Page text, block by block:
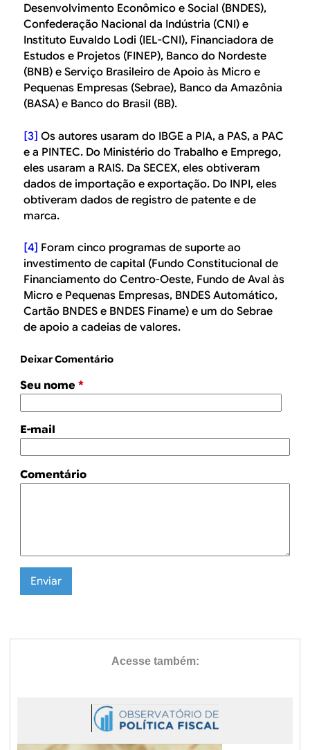
Desenvolvimento Econômico e Social (BNDES),
Confederação Nacional da Indústria (CNI) e
Instituto Euvaldo Lodi (IEL-CNI), Financiadora de
Estudos e Projetos (FINEP), Banco do Nordeste
(BNB) e Serviço Brasileiro de Apoio às Micro e
Pequenas Empresas (Sebrae), Banco da Amazônia
(BASA) e Banco do Brasil (BB).
[3] Os autores usaram do IBGE a PIA, a PAS, a PAC
e a PINTEC. Do Ministério do Trabalho e Emprego,
eles usaram a RAIS. Da SECEX, eles obtiveram
dados de importação e exportação. Do INPI, eles
obtiveram dados de registro de patente e de
marca.
[4] Foram cinco programas de suporte ao
investimento de capital (Fundo Constitucional de
Financiamento do Centro-Oeste, Fundo de Aval às
Micro e Pequenas Empresas, BNDES Automático,
Cartão BNDES e BNDES Finame) e um do Sebrae
de apoio a cadeias de valores.
Deixar Comentário
Seu nome *
E-mail
Comentário